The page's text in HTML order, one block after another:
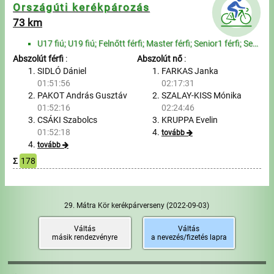
Üzenetek
Saját sportolók
Sportoló keresés
Nevezés
Sportágak
Kerékpározás
Multisportok
Országúti kerékpározás
73 km
U17 fiú; U19 fiú; Felnőtt férfi; Master férfi; Senior1 férfi; Senior2 Férfi; WU19 lány; Felnőtt nő; ...
Abszolút férfi :
SIDLÓ Dániel
01:51:56
PAKOT András Gusztáv
01:52:16
CSÁKI Szabolcs
01:52:18
tovább
Abszolút nő:
FARKAS Janka
02:17:31
SZALAY-KISS Mónika
02:24:46
KRUPPA Evelin
tovább
Σ 178
29. Mátra Kör kerékpárverseny(2022-09-03)
Váltás
másik rendezvényre
Váltás
a nevezés/fizetés lapra